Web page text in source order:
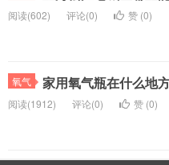
阅读(602)
评论(0) 赞 (0)
氧气 家用氧气瓶在什么地
阅读(1912)
评论(0) 赞 (0)